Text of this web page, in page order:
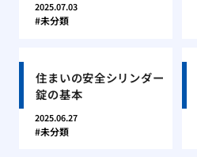
2025.07.03
未分類
住まいの安全シリンダー
錠の基本
2025.06.27
未分類